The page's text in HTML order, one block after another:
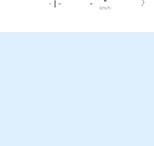
- | - - km/h